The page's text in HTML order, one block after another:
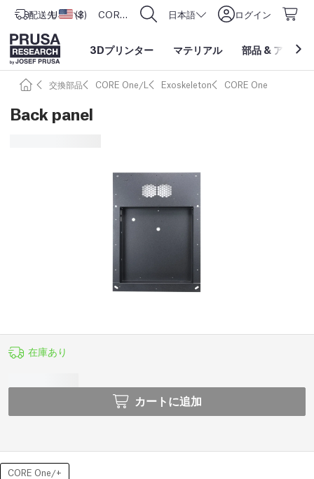
配送先 アメリカ合衆国
USD ($) CORE One L: Now In Stock! 日本語 ログイン
3Dプリンター マテリアル 部品 & アクセ
交換部品 CORE One/L Exoskeleton CORE One
Back panel
在庫あり
カートに追加
CORE One/+